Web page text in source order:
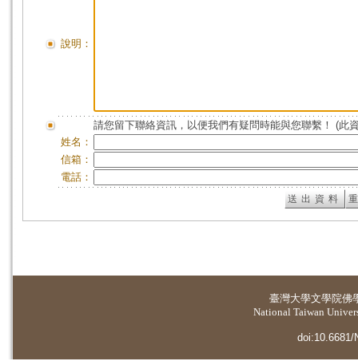
說明：
請您留下聯絡資訊，以便我們有疑問時能與您聯繫！ (此
姓名：
信箱：
電話：
臺灣大學文學院佛
National Taiwan
doi:10.6681/